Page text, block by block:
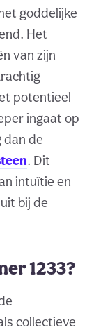
goddelijke
Het
van zijn
potentieel
ingaat op
dan de
. Dit
intuïtie en
bij de
1233?
collectieve